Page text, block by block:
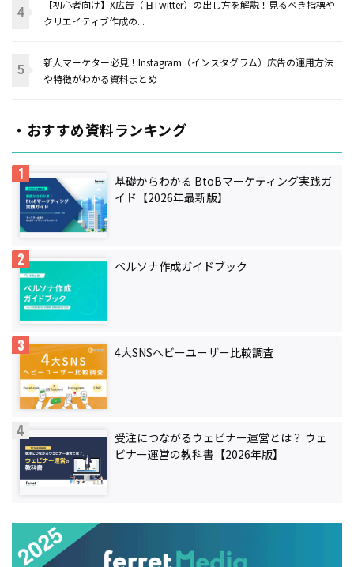
【初心者向け】X広告（旧Twitter）の出し方を解説！見るべき指標や
クリエイティブ作成の...
新人マーケター必見！Instagram（インスタグラム）広告の運用方法
や特徴がわかる資料まとめ
・おすすめ資料ランキング
基礎からわかる BtoBマーケティング実践ガ
イド【2026年最新版】
ペルソナ作成ガイドブック
4大SNSヘビーユーザー比較調査
受注につながるウェビナー運営とは？ ウェ
ビナー運営の教科書【2026年版】